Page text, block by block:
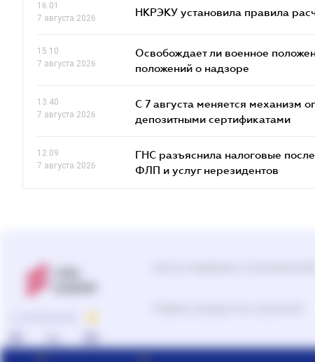
16.01
7 августа 2026
НКРЭКУ установила правила
15.10
7 августа 2026
Освобождает ли военное
положений о надзоре
13.40
7 августа 2026
С 7 августа меняется механизм
депозитными сертификатами
12.09
7 августа 2026
ГНС разъяснила налоговые
ФЛП и услуг нерезидентов